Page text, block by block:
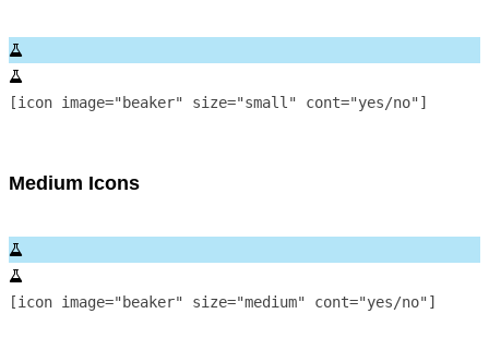
[icon image="beaker" size="small" cont="yes/no"]
Medium Icons
[icon image="beaker" size="medium" cont="yes/no"]